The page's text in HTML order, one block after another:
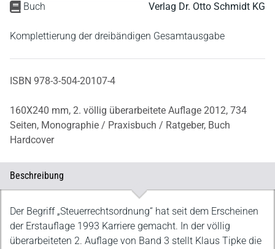
Buch Verlag Dr. Otto Schmidt KG
Komplettierung der dreibändigen Gesamtausgabe
ISBN 978-3-504-20107-4
160X240 mm, 2. völlig überarbeitete Auflage 2012, 734
Seiten, Monographie / Praxisbuch / Ratgeber, Buch
Hardcover
Beschreibung
Beschreibung
Der Begriff „Steuerrechtsordnung“ hat seit dem Erscheinen
der Erstauflage 1993 Karriere gemacht. In der völlig
überarbeiteten 2. Auflage von Band 3 stellt Klaus Tipke die